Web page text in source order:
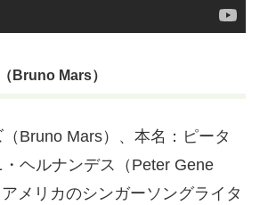
Bruno Mars）
Bruno Mars）、本名：ピータ
ヘルナンデス（Peter Gene
メリカのシンガーソングライタ